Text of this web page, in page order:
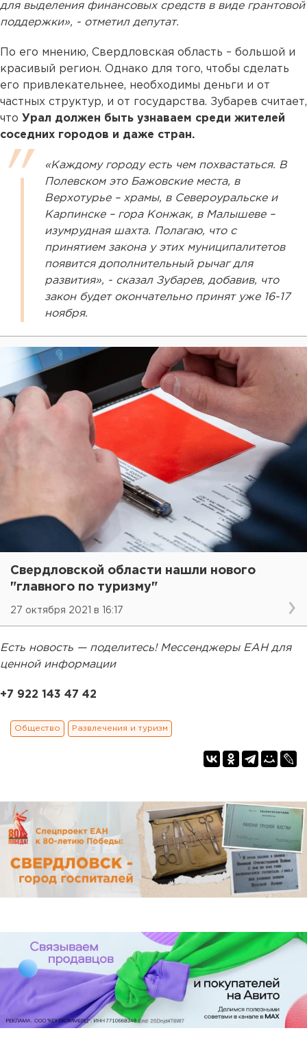
для выделения финансовых средств в виде грантовой
поддержки», - отметил депутат.
По его мнению, Свердловская область – большой и
красивый регион. Однако для того, чтобы сделать
его привлекательнее, необходимы деньги и от
частных структур, и от государства. Зубарев считает,
что Урал должен быть узнаваем среди жителей
соседних городов и даже стран.
«Каждому городу есть чем похвастаться. В
Полевском это Бажовские места, в
Верхотурье – храмы, в Североуральске и
Карпинске – гора Конжак, в Малышеве –
изумрудная шахта. Полагаю, что с
принятием закона у этих муниципалитетов
появится дополнительный рычаг для
развития», - сказал Зубарев, добавив, что
закон будет окончательно принят уже 16-17
ноября.
Свердловской области нашли нового
"главного по туризму"
27 октября 2021 в 16:17
Есть новость — поделитесь! Мессенджеры ЕАН для
ценной информации
+7 922 143 47 42
Общество Развлечения и туризм